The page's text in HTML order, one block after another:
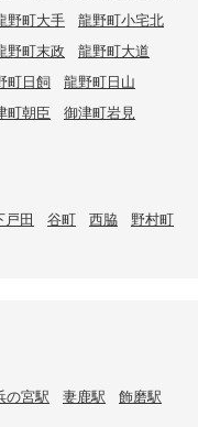
野町大手
龍野町小宅北
野町末政
龍野町大道
町日飼
龍野町日山
町朝臣
御津町岩見
戸田 谷町 西脇
野村町
の宮駅 妻鹿駅
飾磨駅